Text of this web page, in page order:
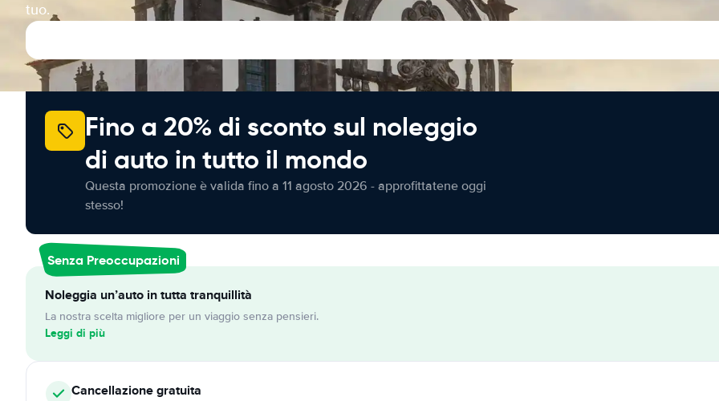
tuo.
Fino a 20% di sconto sul noleggio
di auto in tutto il mondo
Questa promozione è valida fino a 11 agosto 2026 - approfittatene oggi
stesso!
Senza Preoccupazioni
Noleggia un’auto in tutta tranquillità
La nostra scelta migliore per un viaggio senza pensieri.
Leggi di più
Cancellazionegratuita